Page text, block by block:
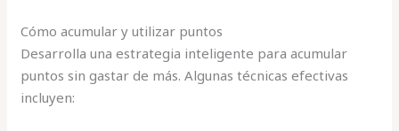
Cómo acumular y utilizar puntos
Desarrolla una estrategia inteligente para acumular
puntos sin gastar de más. Algunas técnicas efectivas
incluyen: